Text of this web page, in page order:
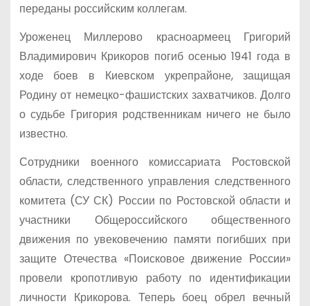
переданы российским коллегам.
Уроженец Миллерово красноармеец Григорий
Владимирович Крикоров погиб осенью 1941 года в
ходе боев в Киевском укрепрайоне, защищая
Родину от немецко-фашистских захватчиков. Долго
о судьбе Григория родственникам ничего не было
известно.
Сотрудники военного комиссариата Ростовской
области, следственного управления следственного
комитета (СУ СК) России по Ростовской области и
участники Общероссийского общественного
движения по увековечению памяти погибших при
защите Отечества «Поисковое движение России»
провели кропотливую работу по идентификации
личности Крикорова. Теперь боец обрел вечный